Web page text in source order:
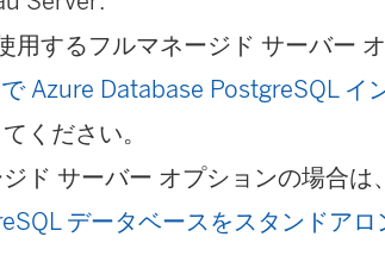
用するフルマネージド サーバー
Azure Database PostgreSQL イ
ください。
ド サーバー オプションの場合は
データベースをスタンドア